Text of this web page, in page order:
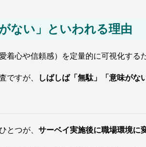
ない」といわれる理由
心や信頼感）を定量的に可視化する
ですが、 しばしば「無駄」「意味がな
とつが、 サーベイ実施後に職場環境に